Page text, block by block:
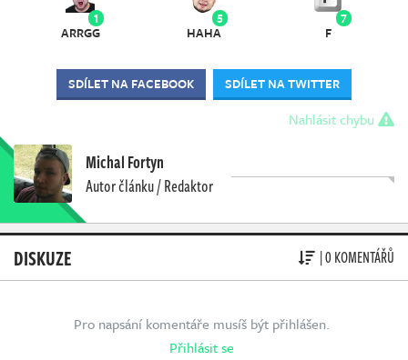
1
ARRGG
5
HAHA
7
F
SDÍLET NA FACEBOOK SDÍLET NA TWITTER
Nahlásit chybu
Michal Fortyn
Autor článku / Redaktor
DISKUZE | 0 KOMENTÁŘŮ
Pro napsání komentáře musíš být přihlášen.
Přihlásit se